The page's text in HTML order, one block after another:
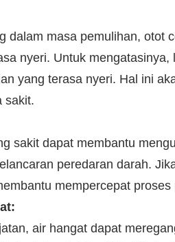
dalam masa pemulihan, otot
nyeri. Untuk
yang terasa nyeri. Hal ini
sakit.
sakit dapat membantu
peredaran darah.
mempercepat
air hangat dapat